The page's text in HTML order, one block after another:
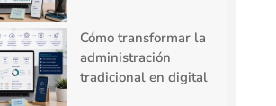
Cómo transformar la
administración
tradicional en digital